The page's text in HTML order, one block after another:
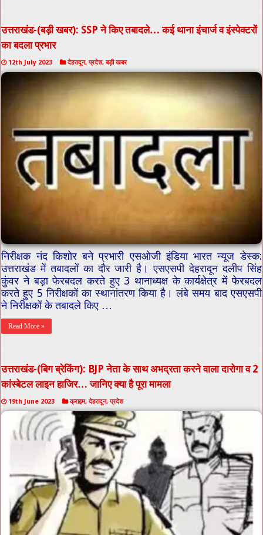
उत्तराखंड-(बड़ी खबर): SSP ने किए तबादले… कई थाना इंचार्ज व इंस्पेक्टरों
का बदला प्रभार
12th July 2023 देहरादून,प्रदेश,बड़ी खबर
निरीक्षक नंद किशोर बने प्रभारी एसओजी इंडिया भारत न्यूज डेस्क:
उत्तराखंड में तबादलों का दौर जारी है। एसएसपी देहरादून दलीप सिंह
कुंवर ने बड़ा फेरबदल करते हुए 3 थानाध्यक्ष के कार्यक्षेत्र में फेरबदल
करते हुए 5 निरीक्षकों का स्थानांतरण किया है। लंबे समय बाद एसएसपी
ने निरीक्षकों के तबादले किए …
Read More »
उत्तराखंड-(बिग ब्रेकिंग): BJP नेता के साथ अभद्रता करने वाला दारोगा व 2
कांस्बेटल लाइन हाजिर… जानिए क्या है पूरा मामला
19th June 2023 क्राइम,देहरादून,प्रदेश